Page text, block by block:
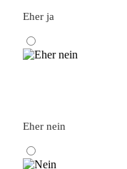
Eher ja
Eher nein